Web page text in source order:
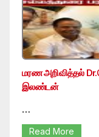
மரண அறிவித்தல்
இலண்டன்
…
Read More